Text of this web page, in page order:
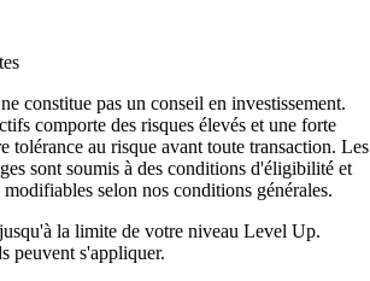
constitue pas un conseil en investissement.
comporte des risques élevés et une forte
tolérance au risque avant toute transaction. Les
sont soumis à des conditions d'éligibilité et
selon nos conditions générales.
la limite de votre niveau Level Up.
peuvent s'appliquer.